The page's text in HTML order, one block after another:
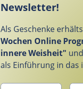
Newsletter!
Als Geschenke
Wochen Online
innere Weisheit"
als Einführung in das